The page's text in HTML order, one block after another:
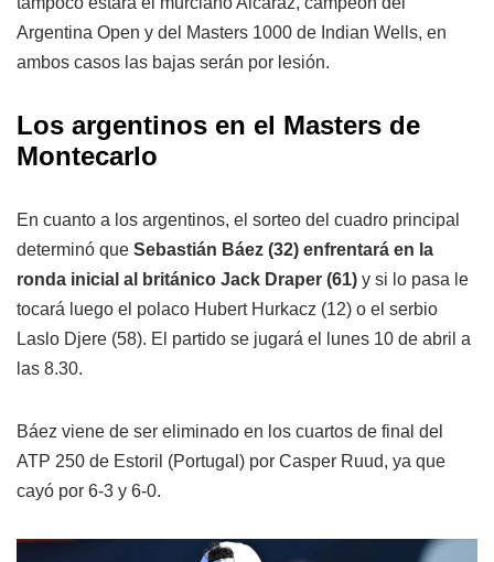
Argentina Open y del Masters 1000 de Indian Wells, en
ambos casos las bajas serán por lesión.
Los argentinos en el Masters de
Montecarlo
En cuanto a los argentinos, el sorteo del cuadro principal
determinó que Sebastián Báez (32) enfrentará en la
ronda inicial al británico Jack Draper (61) y si lo pasa le
tocará luego el polaco Hubert Hurkacz (12) o el serbio
Laslo Djere (58). El partido se jugará el lunes 10 de abril a
las 8.30.
Báez viene de ser eliminado en los cuartos de final del
ATP 250 de Estoril (Portugal) por Casper Ruud, ya que
cayó por 6-3 y 6-0.